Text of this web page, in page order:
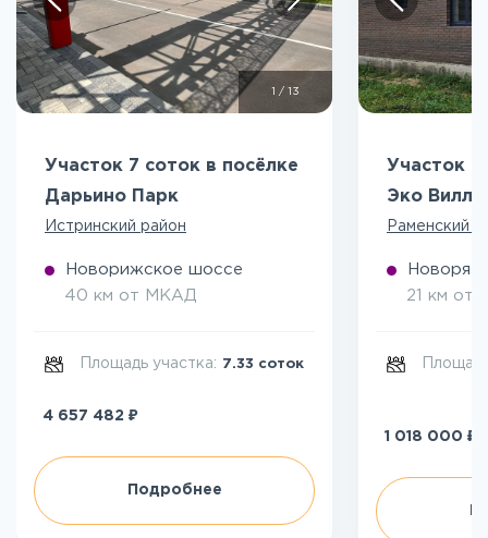
/ 13
Участок 7 соток в посёлке
Дарьино Парк
Истринский район
Новорижское шоссе
40 км от МКАД
Площадь участка: 7.33 соток
4 657 482 ₽
Подробнее
Участок 5
Эко
Раменский
21 км от
1 018 000 ₽